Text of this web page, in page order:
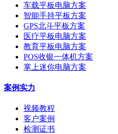
车载平板电脑方案
智能手持平板方案
GPS北斗平板方案
医疗平板电脑方案
教育平板电脑方案
POS收银一体机方案
掌上迷你电脑方案
案例实力
视频教程
客户案例
检测证书